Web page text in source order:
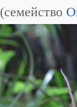
(семейство